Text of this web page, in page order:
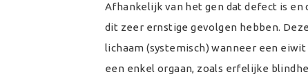
Afhankelijk van het gen dat defect is
dit zeer ernstige gevolgen hebben.
lichaam (systemisch) wanneer een
een enkel orgaan, zoals erfelijke